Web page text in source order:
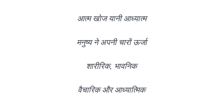
आत्म खोज यानी आध्यात्म
मनुष्य ने अपनी चारों ऊर्जा
शारीरिक, भावनिक
वैचारिक और आध्यात्मिक